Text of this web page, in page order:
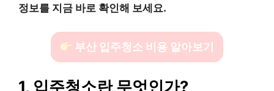
정보를 지금 바로 확인해 보세요.
부산 입주청소 비용 알아보기
1, 입주청소란 무엇인가?